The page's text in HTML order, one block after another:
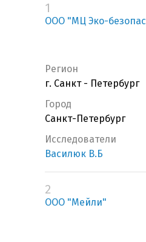
1
ООО "МЦ Эко-
Регион
г. Санкт - Петербург
Город
Санкт-Петербург
Исследователи
Василюк В.Б
2
ООО "Мейли"